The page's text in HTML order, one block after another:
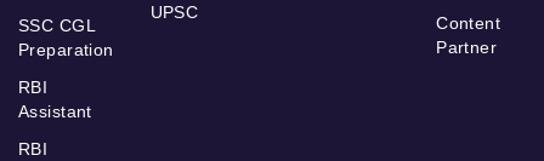
SSC CGL
Preparation
RBI
Assistant
RBI
UPSC
Content
Partner